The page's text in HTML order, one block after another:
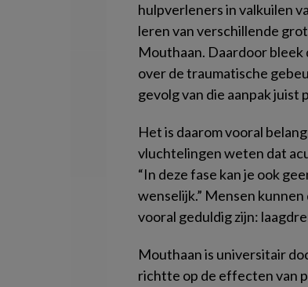
hulpverleners in valkuilen
leren van verschillende
Mouthaan. Daardoor
over de traumatische
gevolg van die aanpak juist
Het is daarom vooral
vluchtelingen weten dat
“In deze fase kan je ook
wenselijk.” Mensen
vooral geduldig zijn:
Mouthaan is universitair
richtte op de effecten van